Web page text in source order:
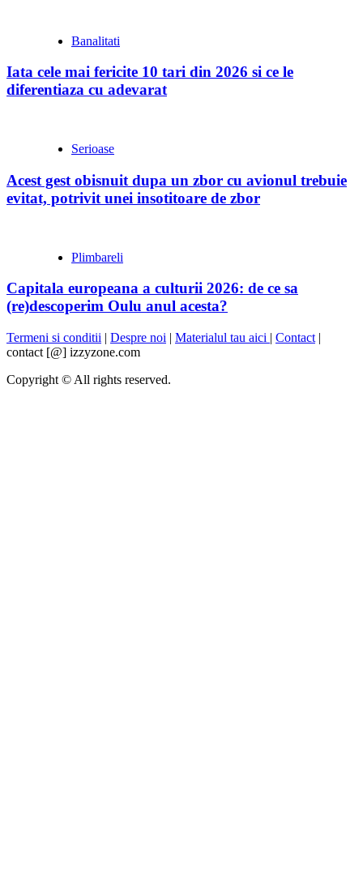
Banalitati
Iata cele mai fericite 10 tari din 2026 si ce le
diferentiaza cu adevarat
Serioase
Acest gest obisnuit dupa un zbor cu avionul trebuie
evitat, potrivit unei insotitoare de zbor
Plimbareli
Capitala europeana a culturii 2026: de ce sa
(re)descoperim Oulu anul acesta?
Termeni si conditii | Despre noi | Materialul tau aici | Contact |
contact [@] izzyzone.com
Copyright © All rights reserved.